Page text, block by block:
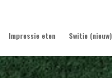
Impressie eten Switie (nieuw)